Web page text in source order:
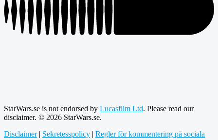
StarWars.se is not endorsed by Lucasfilm Ltd. Please read our
disclaimer. © 2026 StarWars.se.
Disclaimer| Sekretesspolicy | Regler för kommentering på sociala